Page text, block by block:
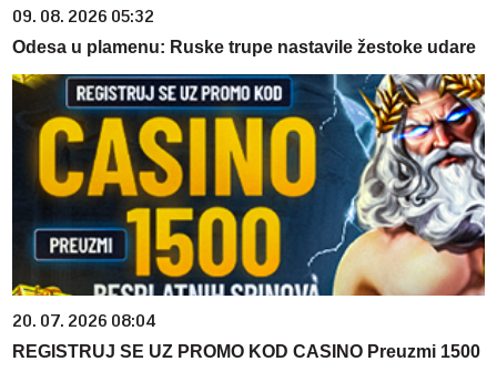
09. 08. 2026 05:32
Odesa u plamenu: Ruske trupe nastavile žestoke udare
20. 07. 2026 08:04
REGISTRUJ SE UZ PROMO KOD CASINO Preuzmi 1500